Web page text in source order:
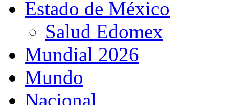
Estado de México
Salud Edomex
Mundial 2026
Mundo
Nacional